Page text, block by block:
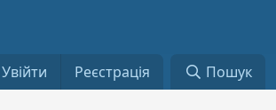
Увійти Реєстрація Пошук